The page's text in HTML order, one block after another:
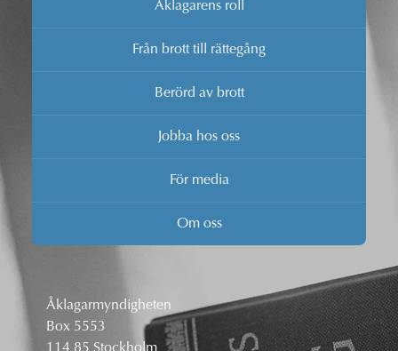
Åklagarens roll
Från brott till rättegång
Berörd av brott
Jobba hos oss
För media
Om oss
Åklagarmyndigheten
Box 5553
114 85 Stockholm